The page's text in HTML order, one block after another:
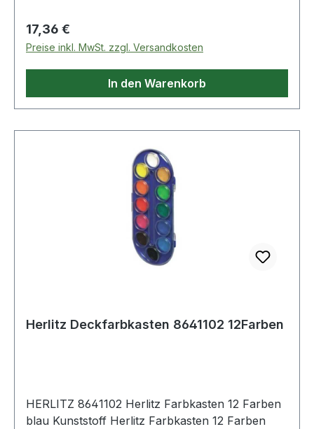
Regulärer Preis:
17,36 €
Preise inkl. MwSt. zzgl. Versandkosten
In den Warenkorb
Herlitz Deckfarbkasten 8641102 12Farben
HERLITZ 8641102 Herlitz Farbkasten 12 Farben
blau Kunststoff Herlitz Farbkasten 12 Farben